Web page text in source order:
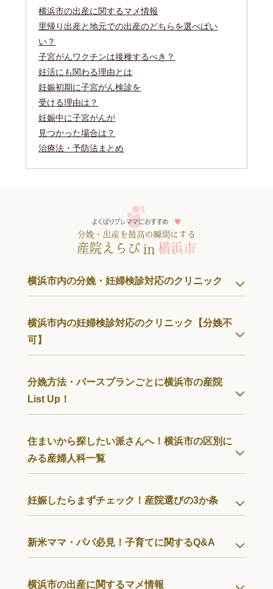
横浜市の出産に関するマメ情報
里帰り出産と地元での出産のどちらを選べばい
い？
子宮がんワクチンは接種するべき？
妊活にも関わる理由とは
妊娠初期に子宮がん検診を
受ける理由は？
妊娠中に子宮がんが
見つかった場合は？
治療法・予防法まとめ
横浜市内の分娩・妊婦検診対応のクリニック
横浜市内の妊婦検診対応のクリニック【分娩不
可】
分娩方法・バースプランごとに横浜市の産院
List Up！
住まいから探したい派さんへ！横浜市の区別に
みる産婦人科一覧
妊娠したらまずチェック！産院選びの3か条
新米ママ・パパ必見！子育てに関するQ&A
横浜市の出産に関するマメ情報